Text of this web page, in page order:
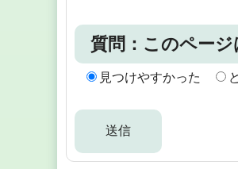
質問：このペー
見つけやすかった